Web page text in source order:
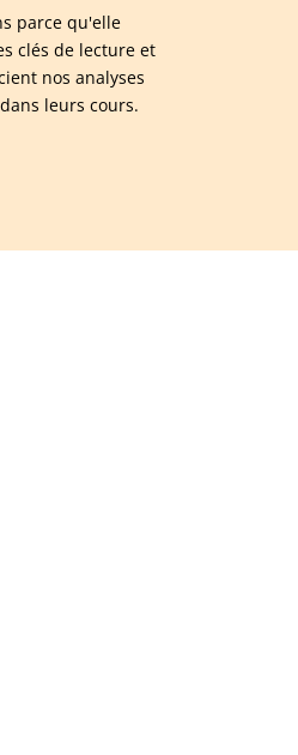
parce qu'elle
clés de lecture et
nos analyses
leurs cours.